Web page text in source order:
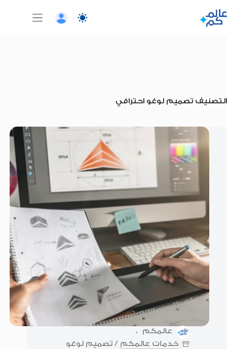
إلى
المحتوى
التصنيف تصميم لوغو احترافي
عالمكم
خدمات عالمكم / تصميم لوغو